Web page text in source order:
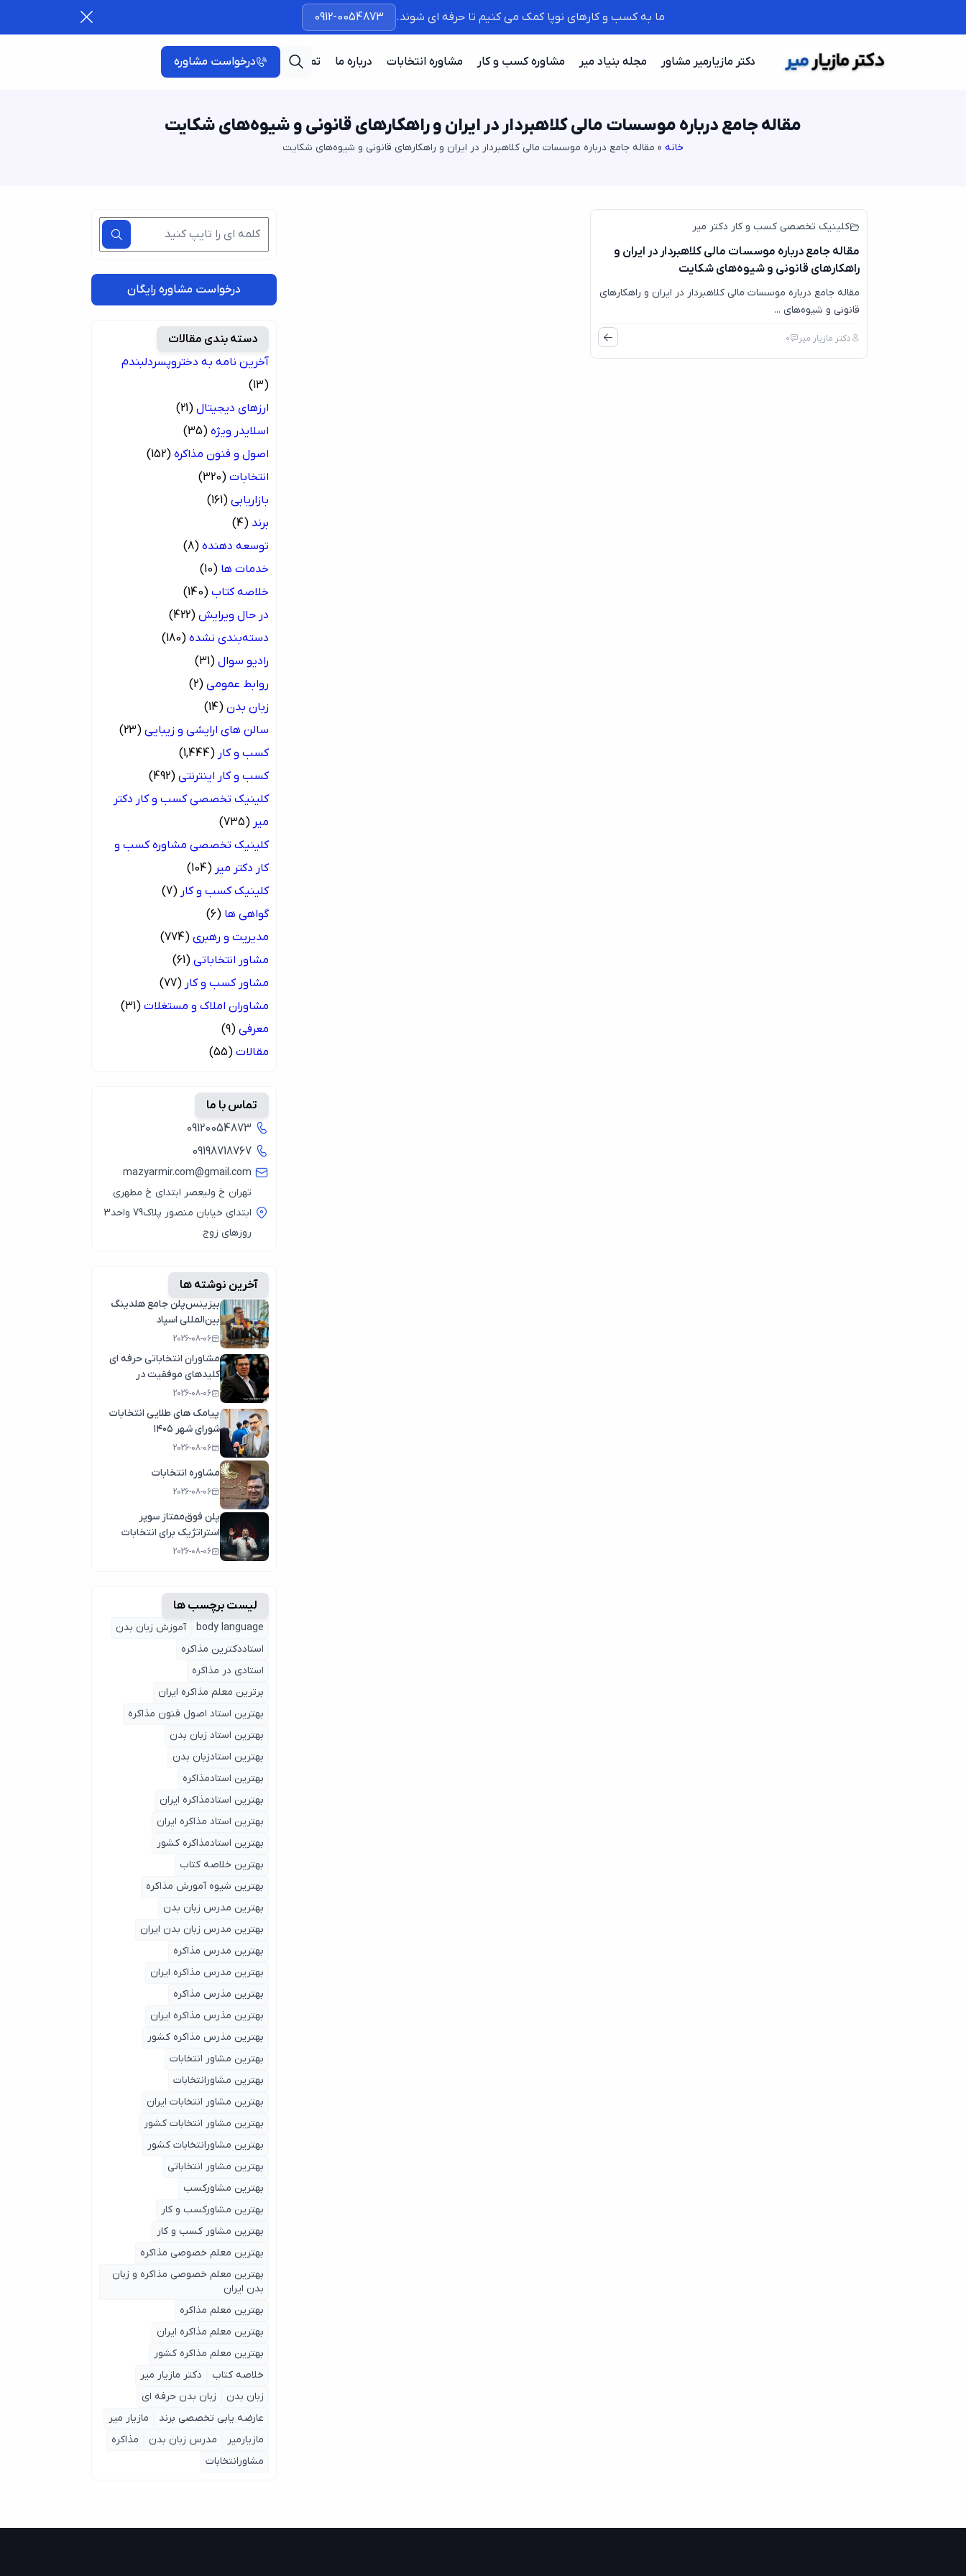
ما به کسب و کارهای نوپا کمک می کنیم تا حرفه ای شوند. 0912-0054873
دکتر مازیارمیر مشاور مجله بنیاد میر مشاوره کسب و کار مشاوره انتخابات درباره ما تماس با ما درخواست مشاوره
مقاله جامع درباره موسسات مالی کلاهبردار در ایران و راهکارهای قانونی و شیوه‌های شکایت
خانه » مقاله جامع درباره موسسات مالی کلاهبردار در ایران و راهکارهای قانونی و شیوه‌های شکایت
کلینیک تخصصی کسب و کار دکتر میر
مقاله جامع درباره موسسات مالی کلاهبردار در ایران و
راهکارهای قانونی و شیوه‌های شکایت
مقاله جامع درباره موسسات مالی کلاهبردار در ایران و راهکارهای
قانونی و شیوه‌های ...
دکتر مازیار میر 0
درخواست مشاوره رایگان
دسته بندی مقالات
آخرین نامه به دختروپسردلبندم
(13)
ارزهای دیجیتال (21)
اسلایدر ویژه (35)
اصول و فنون مذاکره (152)
انتخابات (320)
بازاریابی (161)
برند (4)
توسعه دهنده (8)
خدمات ها (10)
خلاصه کتاب (140)
در حال ویرایش (422)
دسته‌بندی نشده (180)
رادیو سوال (31)
روابط عمومی (2)
زبان بدن (14)
سالن های ارایشی و زیبایی (23)
کسب و کار (1,444)
کسب و کار اینترنتی (492)
کلینیک تخصصی کسب و کار دکتر
میر (735)
کلینیک تخصصی مشاوره کسب و
کار دکتر میر (104)
کلینیک کسب و کار (7)
گواهی ها (6)
مدیریت و رهبری (774)
مشاور انتخاباتی (61)
مشاور کسب و کار (77)
مشاوران املاک و مستغلات (31)
معرفی (9)
مقالات (55)
تماس با ما
09120054873
09198718767
mazyarmir.com@gmail.com
تهران خ ولیعصر ابتدای خ مطهری
ابتدای خیابان منصور پلاک79 واحد3
روزهای زوج
آخرین نوشته ها
بیزینس‌پلن جامع هلدینگ
بین‌المللی اسپاد
2026-08-06
مشاوران انتخاباتی حرفه ای
کلیدهای موفقیت در
انتخابات سال1404
2026-08-06
پیامک های طلایی انتخابات
شورای شهر ۱۴۰۵
2026-08-06
مشاوره انتخابات
2026-08-06
پلن فوق‌ممتاز سوپر
استراتژیک برای انتخابات
2026-08-06
لیست برچسب ها
body language
آموزش زبان بدن
استاددکترین مذاکره
استادی در مذاکره
برترین معلم مذاکره ایران
بهترین استاد اصول ‌فنون مذاکره
بهترین استاد زبان بدن
بهترین استادزبان بدن
بهترین استادمذاکره
بهترین استادمذاکره ایران
بهترین استاد مذاکره ایران
بهترین استادمذاکره کشور
بهترین خلاصه کتاب
بهترین شیوه آمورش مذاکره
بهترین مدرس زبان بدن
بهترین مدرس زبان بدن ایران
بهترین مدرس مذاکره
بهترین مدرس مذاکره ایران
بهترین مذرس مذاکره
بهترین مذرس مذاکره ایران
بهترین مذرس مذاکره کشور
بهترین مشاور انتخابات
بهترین مشاورانتخابات
بهترین مشاور انتخابات ایران
بهترین مشاور انتخابات کشور
بهترین مشاورانتخابات کشور
بهترین مشاور انتخاباتی
بهترین مشاورکسب
بهترین مشاورکسب و کار
بهترین مشاور کسب و کار
بهترین معلم خصوصی مذاکره
بهترین معلم خصوصی مذاکره و زبان
بدن ایران
بهترین معلم مذاکره
بهترین معلم مذاکره ایران
بهترین معلم مذاکره کشور
خلاصه کتاب
دکتر مازیار میر
زبان بدن
زبان بدن حرفه ای
عارضه یابی تخصصی برند
مازیار میر
مازیارمیر
مدرس زبان بدن
مذاکره
مشاورانتخابات